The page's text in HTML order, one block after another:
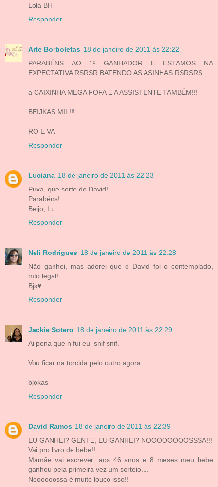
Lola BH
Responder
Arte Borboletas 18 de janeiro de 2011 às 22:22
PARABÉNS AO 1º GANHADOR E ESTAMOS NA
EXPECTATIVA RSRSR BATENDO AS ASINHAS RSRSRS
a CAIXINHA MEGA FOFA E A ASSISTENTE TAMBÉM!!!
BEIJKAS MIL!!!
RO E VA
Responder
Luciana 18 de janeiro de 2011 às 22:23
Puxa, que sorte do David!
Parabéns!
Beijo, Lu
Responder
Neli Rodrigues 18 de janeiro de 2011 às 22:28
Não ganhei, mas adorei que o David foi o contemplado,
mto legal!
Bjs♥
Responder
Jackie Sotero 18 de janeiro de 2011 às 22:29
Ai pena que n fui eu, snif snif.
Vou ficar na torcida pelo outro agora...
bjokas
Responder
David Ramos 18 de janeiro de 2011 às 22:39
EU GANHEI? GENTE, EU GANHEI? NOOOOOOOOSSSA!!!
Vai pro livro de bebe!!
Mamãe vai escrever: aos 46 anos e 8 meses meu bebe
ganhou pela primeira vez um sorteio....
Noooooossa é muito louco isso!!